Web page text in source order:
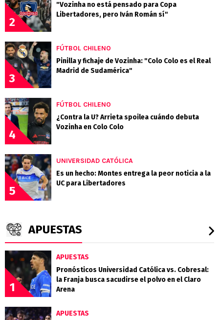
2
"Vozinha no está pensado para Copa
Libertadores, pero Iván Román sí"
3
FÚTBOL CHILENO
Pinilla y fichaje de Vozinha: "Colo Colo es el Real
Madrid de Sudamérica"
4
FÚTBOL CHILENO
¿Contra la U? Arrieta spoilea cuándo debuta
Vozinha en Colo Colo
5
UNIVERSIDAD CATÓLICA
Es un hecho: Montes entrega la peor noticia a la
UC para Libertadores
APUESTAS
1
APUESTAS
Pronósticos Universidad Católica vs. Cobresal:
la Franja busca sacudirse el polvo en el Claro
Arena
APUESTAS